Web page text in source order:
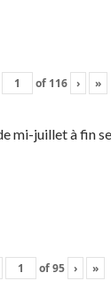
of 116 › »
mi-juillet à fin
of95 › »